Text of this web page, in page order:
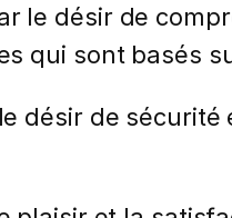
le désir de
qui sont basés
désir de